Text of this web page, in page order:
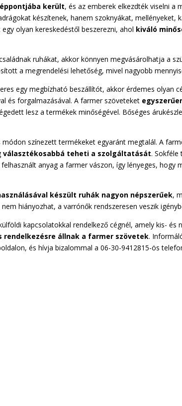
került, és az emberek elkezdték viselni a
készítenek, hanem szoknyákat, mellényeket,
olyan kereskedéstől beszerezni, ahol kiváló
ruhákat, akkor könnyen megvásárolhatja a
a megrendelési lehetőség, mivel nagyobb
egy megbízható beszállítót, akkor érdemes olyan
és forgalmazásával. A farmer szöveteket
lesz a termékek minőségével. Bőséges
színezett termékeket egyaránt megtalál. A
választékosabbá teheti a szolgáltatását. Sokféle
anyag a farmer vászon, így lényeges, hogy
készült ruhák nagyon népszerűek,
hiányozhat, a varrónők rendszeresen veszik
kapcsolatokkal rendelkező cégnél, amely kis- és
rendelkezésre állnak a farmer szövetek.
és hívja bizalommal a 06-30-9412815-ös